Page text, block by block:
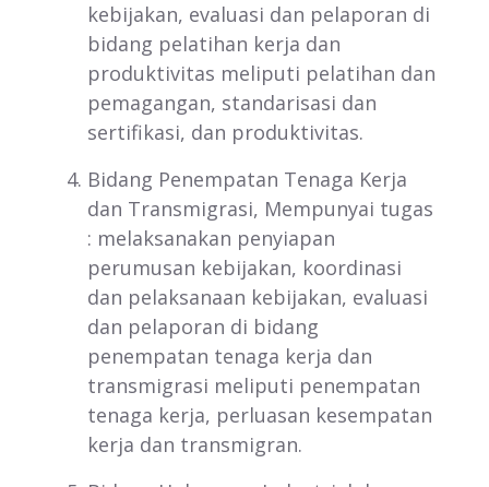
kebijakan, evaluasi dan pelaporan di
bidang pelatihan kerja dan
produktivitas meliputi pelatihan dan
pemagangan, standarisasi dan
sertifikasi, dan produktivitas.
Bidang Penempatan Tenaga Kerja
dan Transmigrasi, Mempunyai tugas
: melaksanakan penyiapan
perumusan kebijakan, koordinasi
dan pelaksanaan kebijakan, evaluasi
dan pelaporan di bidang
penempatan tenaga kerja dan
transmigrasi meliputi penempatan
tenaga kerja, perluasan kesempatan
kerja dan transmigran.